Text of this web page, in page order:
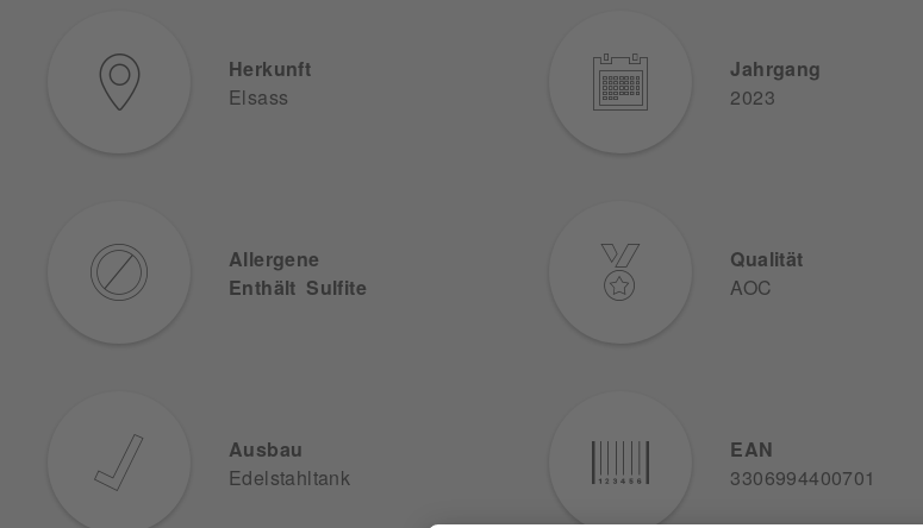
Herkunft
Elsass
Jahrgang
2023
Allergene
Enthält Sulfite
Qualität
AOC
Ausbau
Edelstahltank
EAN
3306994400701